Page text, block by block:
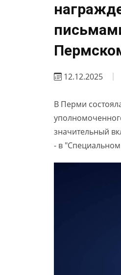
12.12.2025
В Перми
значительный
- в